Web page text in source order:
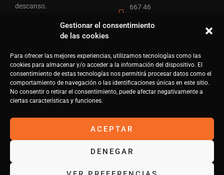
Gestionar el consentimiento
de las cookies
Para ofrecer las mejores experiencias, utilizamos tecnologías como las
cookies para almacenar y/o acceder a la información del dispositivo. El
consentimiento de estas tecnologías nos permitirá procesar datos como el
comportamiento de navegación o las identificaciones únicas en este sitio.
No consentir o retirar el consentimiento, puede afectar negativamente a
ciertas características y funciones.
ACEPTAR
DENEGAR
descanso.
pondremos
en contacto
lo antes
posible.
667 46